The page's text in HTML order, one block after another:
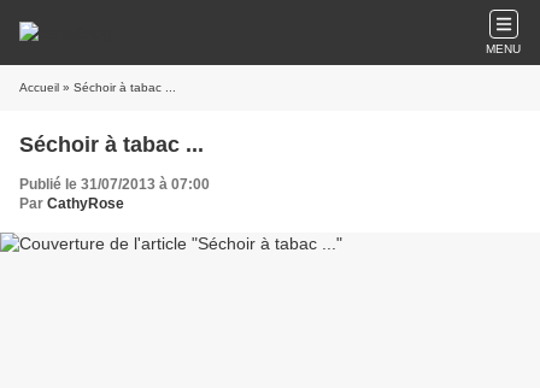
MENU
Accueil » Séchoir à tabac ...
Séchoir à tabac ...
Publié le 31/07/2013 à 07:00
Par CathyRose